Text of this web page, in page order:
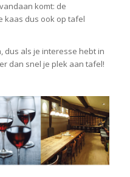
komt: de
kaas dus ook op tafel
dus als je interesse hebt in
dan snel je plek aan tafel!